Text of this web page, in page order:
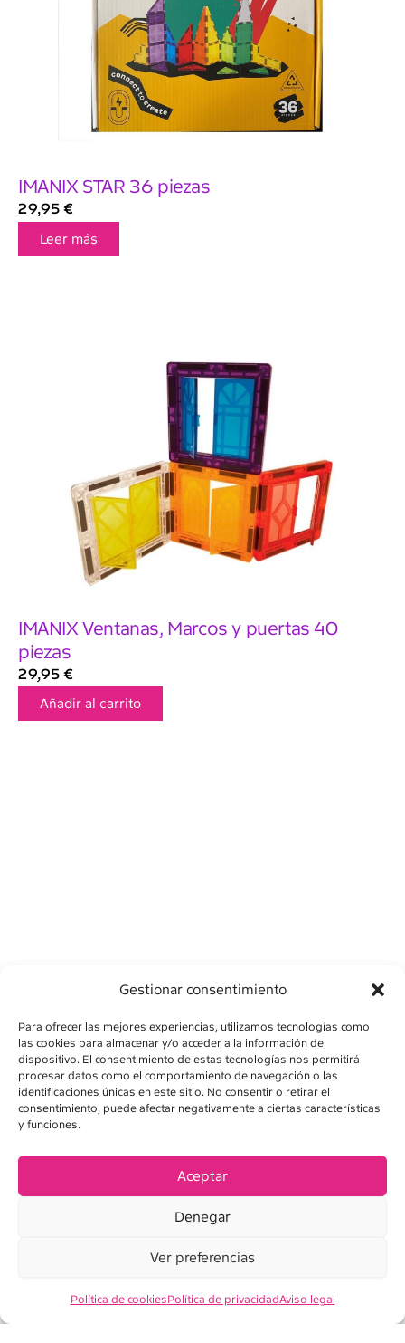
Gestionar consentimiento
Para ofrecer las mejores experiencias, utilizamos tecnologías como
las cookies para almacenar y/o acceder a la información del
dispositivo. El consentimiento de estas tecnologías nos permitirá
procesar datos como el comportamiento de navegación o las
identificaciones únicas en este sitio. No consentir o retirar el
consentimiento, puede afectar negativamente a ciertas características
y funciones.
Aceptar
Denegar
Ver preferencias
Política de cookiesPolítica de privacidadAviso legal
IMANIX STAR 36 piezas
29,95 €
Leer más
IMANIX Ventanas, Marcos y puertas 40
piezas
29,95 €
Añadir al carrito
POLÍTICA DE PRIVACIDAD
POLÍTICA DE COOKIES